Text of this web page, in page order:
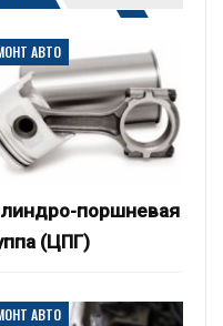
АВТО
поршневая
(ЦПГ)
АВТО